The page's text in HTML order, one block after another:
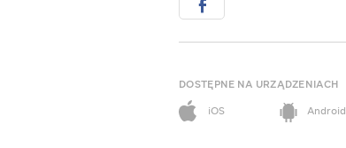
DOSTĘPNE NA URZĄDZENIACH
iOS
Android